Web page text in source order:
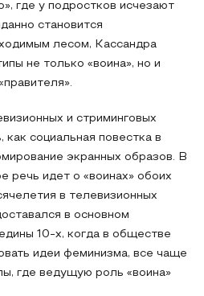
где у подростков исчезают
становится
лесом, Кассандра
не только «воина», но и
и стриминговых
социальная повестка в
экранных образов. В
речь идет о «воинах» обоих
в телевизионных
в основном
10-х, когда в обществе
идеи феминизма, все чаще
где ведущую роль «воина»